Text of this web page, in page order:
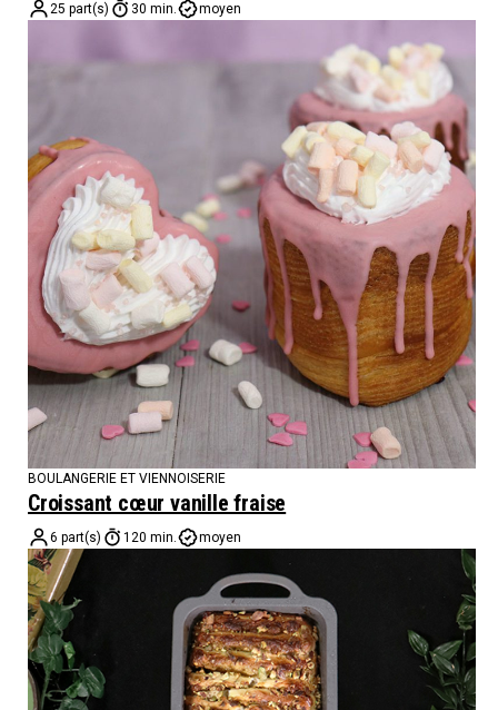
25 part(s) 30 min. moyen
BOULANGERIE ET VIENNOISERIE
Croissant cœur vanille fraise
6 part(s) 120 min. moyen